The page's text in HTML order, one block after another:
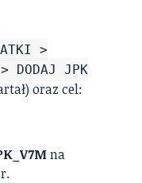
>
DODAJ JPK
oraz cel:
na